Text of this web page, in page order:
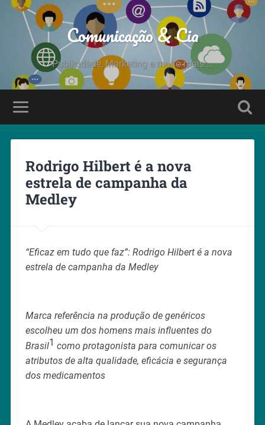
Comunicação & Cia
Publicidade, Marketing e muito mais....
Rodrigo Hilbert é a nova
estrela de campanha da
Medley
“Eficaz em tudo que faz”: Rodrigo Hilbert é a nova
estrela de campanha da Medley
Marca referência na produção de genéricos
escolheu um dos homens mais influentes do
Brasil1 como protagonista para comunicar os
atributos de alta qualidade, eficácia e segurança
dos medicamentos